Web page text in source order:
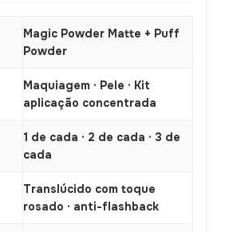
Magic Powder Matte + Puff
Powder
Maquiagem · Pele · Kit
aplicação concentrada
1 de cada · 2 de cada · 3 de
cada
Translúcido com toque
rosado · anti-flashback